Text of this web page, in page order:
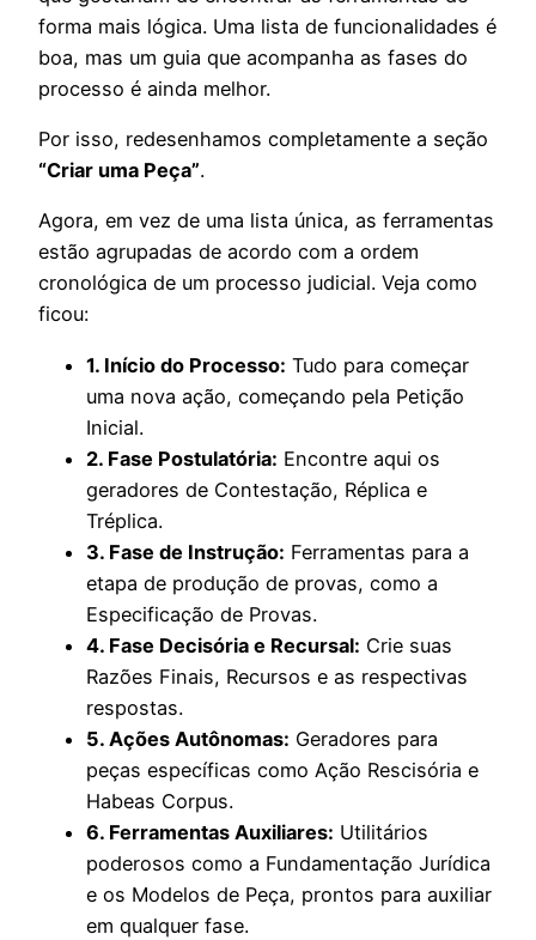
forma mais lógica. Uma lista de funcionalidades é
boa, mas um guia que acompanha as fases do
processo é ainda melhor.
Por isso, redesenhamos completamente a seção
“Criar uma Peça”.
Agora, em vez de uma lista única, as ferramentas
estão agrupadas de acordo com a ordem
cronológica de um processo judicial. Veja como
ficou:
1. Início do Processo: Tudo para começar
uma nova ação, começando pela Petição
Inicial.
2. Fase Postulatória: Encontre aqui os
geradores de Contestação, Réplica e
Tréplica.
3. Fase de Instrução: Ferramentas para a
etapa de produção de provas, como a
Especificação de Provas.
4. Fase Decisória e Recursal: Crie suas
Razões Finais, Recursos e as respectivas
respostas.
5. Ações Autônomas: Geradores para
peças específicas como Ação Rescisória e
Habeas Corpus.
6. Ferramentas Auxiliares: Utilitários
poderosos como a Fundamentação Jurídica
e os Modelos de Peça, prontos para auxiliar
em qualquer fase.